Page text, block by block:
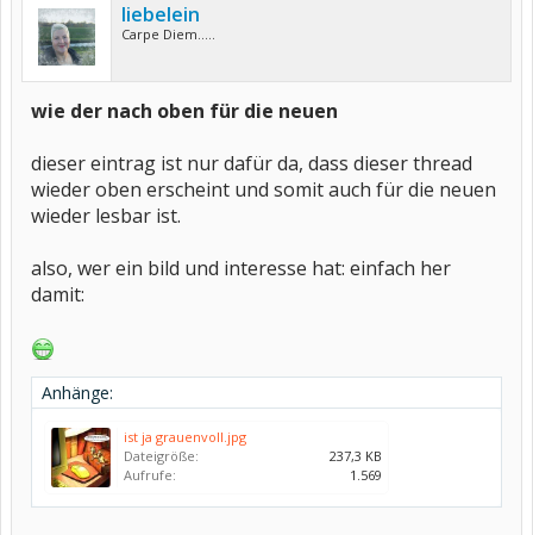
liebelein
Carpe Diem.....
wie der nach oben für die neuen
dieser eintrag ist nur dafür da, dass dieser thread
wieder oben erscheint und somit auch für die neuen
wieder lesbar ist.
also, wer ein bild und interesse hat: einfach her
damit:
Anhänge:
ist ja grauenvoll.jpg
Dateigröße:
237,3 KB
Aufrufe:
1.569